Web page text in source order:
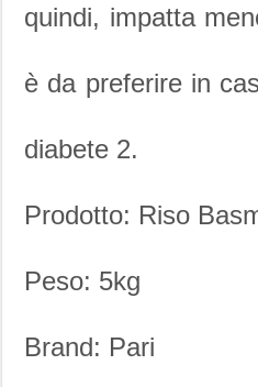
quindi, impatta
è da preferire in
diabete 2.
Prodotto: Riso
Peso: 5kg
Brand: Pari